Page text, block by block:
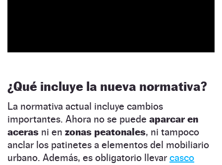
¿Qué incluye la nueva normativa?
La normativa actual incluye cambios
importantes. Ahora no se puede aparcar en
aceras ni en zonas peatonales, ni tampoco
anclar los patinetes a elementos del mobiliario
urbano. Además, es obligatorio llevar casco